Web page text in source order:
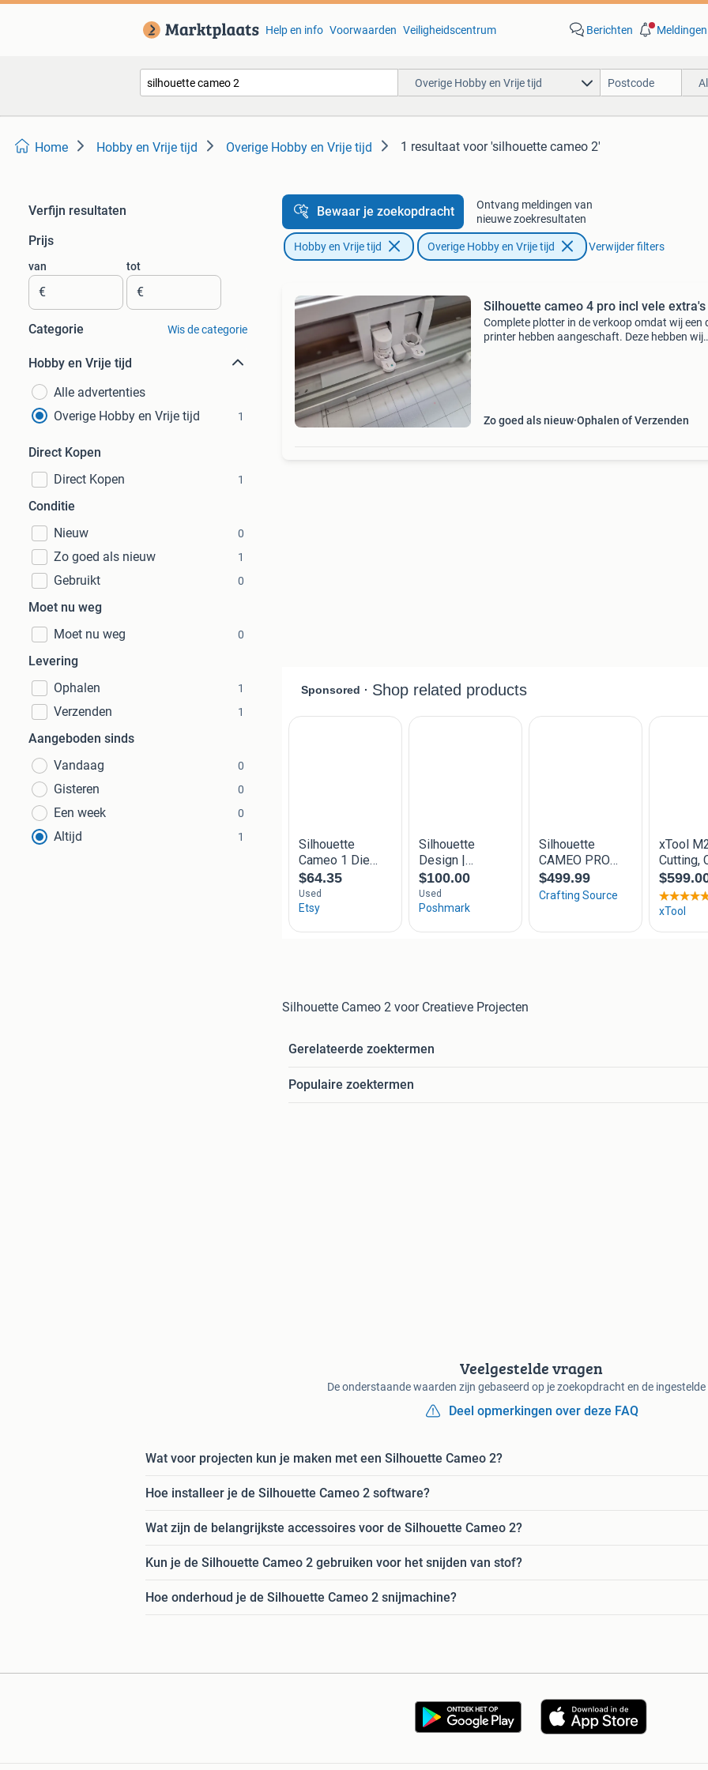
Help en info Voorwaarden Veiligheidscentrum Berichten Meldingen
Overige Hobby en Vrije tijd
Home Hobby en Vrije tijd Overige Hobby en Vrije tijd 1 resultaat voor 'silhouette cameo 2'
Verfijn resultaten
Prijs
van
€
tot
€
Categorie Wis de categorie
Hobby en Vrije tijd
Alle advertenties
Overige Hobby en Vrije tijd
1
Direct Kopen
Direct Kopen
1
Conditie
Nieuw
0
Zo goed als nieuw 1
Gebruikt 0
Moet nu weg
Moet nu weg
0
Levering
Ophalen
1
Verzenden 1
Aangeboden sinds
Vandaag
0
Gisteren 0
Een week 0
Altijd 1
Bewaar je zoekopdracht
Ontvang meldingen van
nieuwe zoekresultaten
Hobby en Vrije tijd Overige Hobby en Vrije tijd Verwijder filters
Silhouette cameo 4 pro incl vele extra's
Complete plotter in de verkoop omdat wij een
printer hebben aangeschaft. Deze hebben wij
Zo goed als nieuw Ophalen of Verzenden
Silhouette Cameo 2 voor Creatieve Projecten
Gerelateerde zoektermen
Populaire zoektermen
Veelgestelde vragen
De onderstaande waarden zijn gebaseerd op je zoekopdracht en de
Deel opmerkingen over deze FAQ
Wat voor projecten kun je maken met een Silhouette Cameo 2?
Hoe installeer je de Silhouette Cameo 2 software?
Wat zijn de belangrijkste accessoires voor de Silhouette Cameo 2?
Kun je de Silhouette Cameo 2 gebruiken voor het snijden van stof?
Hoe onderhoud je de Silhouette Cameo 2 snijmachine?